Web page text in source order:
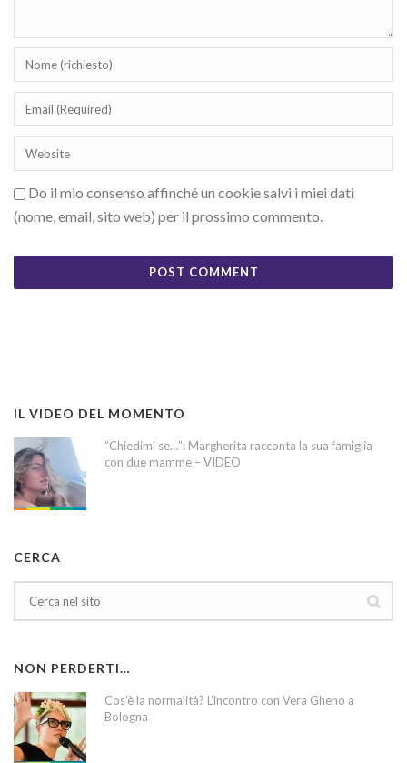
Do il mio consenso affinché un cookie salvi i miei dati
(nome, email, sito web) per il prossimo commento.
IL VIDEO DEL MOMENTO
“Chiedimi se…”: Margherita racconta la sua famiglia
con due mamme – VIDEO
CERCA
NON PERDERTI…
Cos’è la normalità? L’incontro con Vera Gheno a
Bologna